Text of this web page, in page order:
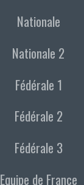
Nationale
Nationale 2
Fédérale 1
Fédérale 2
Fédérale 3
Equipe de France